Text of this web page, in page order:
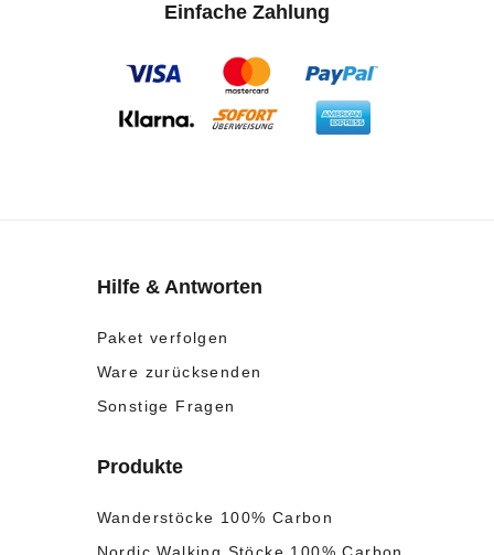
Einfache Zahlung
Hilfe & Antworten
Paket verfolgen
Ware zurücksenden
Sonstige Fragen
Produkte
Wanderstöcke 100% Carbon